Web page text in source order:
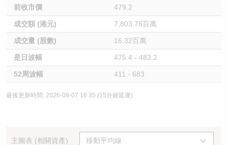
前收市價 479.2
成交額 (港元) 7,803.76百萬
成交量 (股數) 16.32百萬
是日波幅 475.4 - 483.2
52周波幅 411 - 683
最後更新時間: 2026-08-07 16:35 (15分鐘延遲)
主圖表 (相關資產)